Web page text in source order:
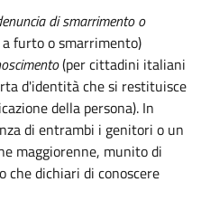
di smarrimento o
furto o smarrimento)
(per cittadini italiani
d'identità che si restituisce
della persona). In
di entrambi i genitori o un
maggiorenne, munito di
che dichiari di conoscere